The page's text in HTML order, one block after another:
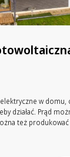
w domu,
działać. Prąd
też